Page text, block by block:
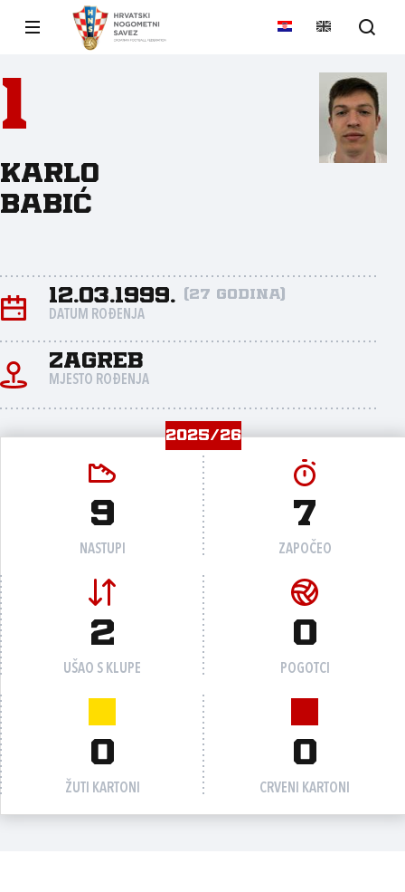
1
Karlo
Babić
12.03.1999. (27 godina)
DATUM ROĐENJA
Zagreb
MJESTO ROĐENJA
2025/26
9
NASTUPI
7
ZAPOČEO
2
UŠAO S KLUPE
0
POGOTCI
0
ŽUTI KARTONI
0
CRVENI KARTONI